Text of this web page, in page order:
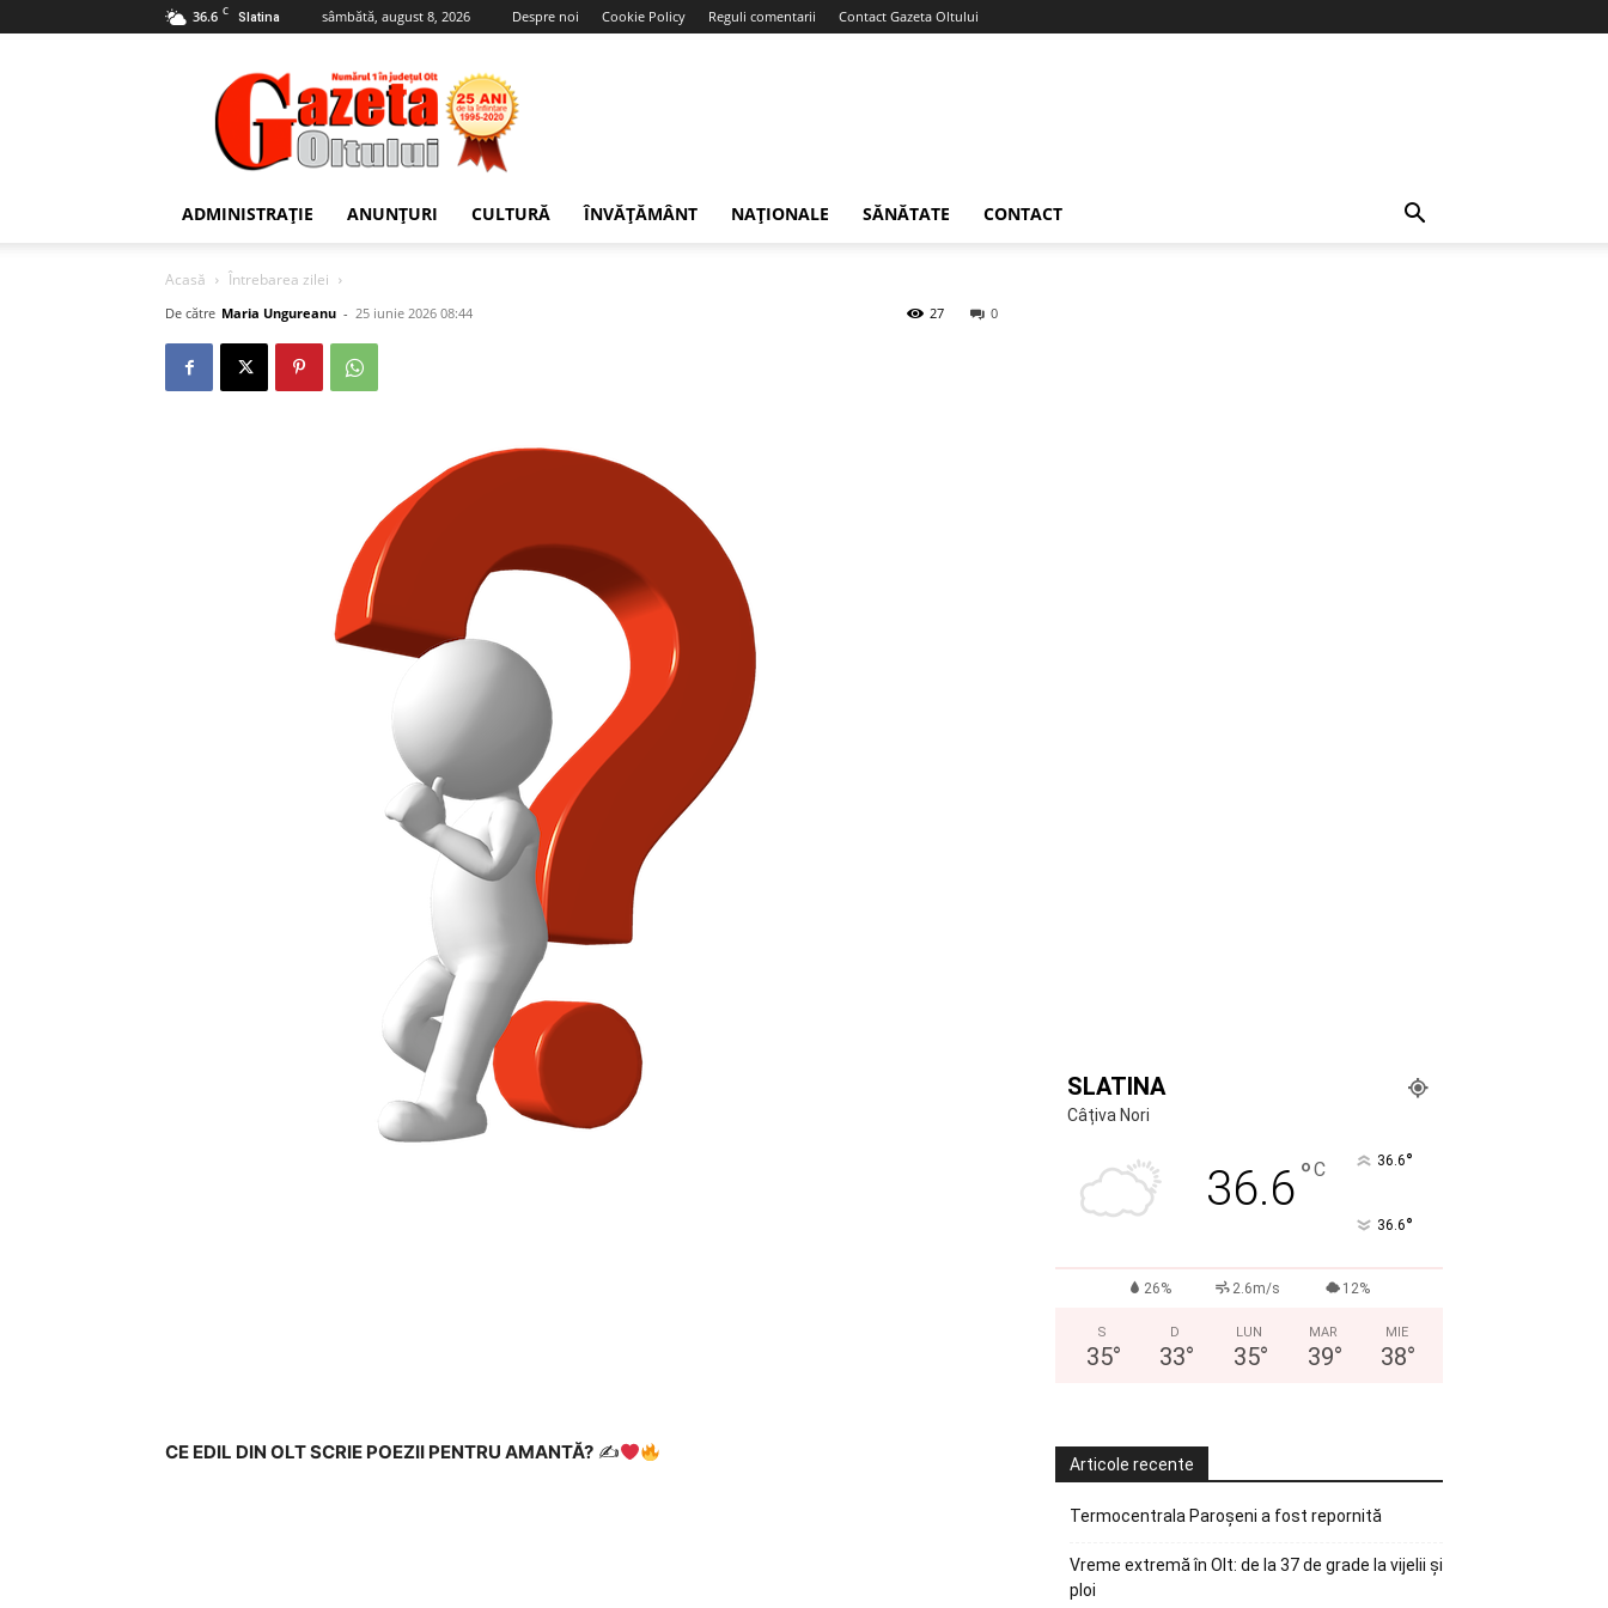
36.6 C Slatina sâmbătă, august 8, 2026 Despre noi Cookie Policy Reguli comentarii Contact Gazeta Oltului
Gazeta
Oltului
ADMINISTRAȚIE ANUNȚURI CULTURĂ ÎNVĂȚĂMÂNT NAȚIONALE SĂNĂTATE CONTACT
Acasă Întrebarea zilei
De către Maria Ungureanu - 25 iunie 2026 08:44 0
27
CE EDIL DIN OLT SCRIE POEZII PENTRU AMANTĂ? ✍
SLATINA
Câțiva Nori
36.6°C 36.6°
36.6°
26% 2.6m/s 12%
S
35°
D
33°
LUN
35°
MAR
39°
MIE
38°
Articole recente
Termocentrala Paroșeni a fost repornită
Vreme extremă în Olt: de la 37 de grade la vijelii și
ploi